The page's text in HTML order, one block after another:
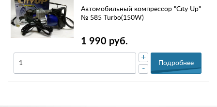
Автомобильный компрессор "City Up"
№ 585 Turbo(150W)
1 990 руб.
-
+
Подробнее